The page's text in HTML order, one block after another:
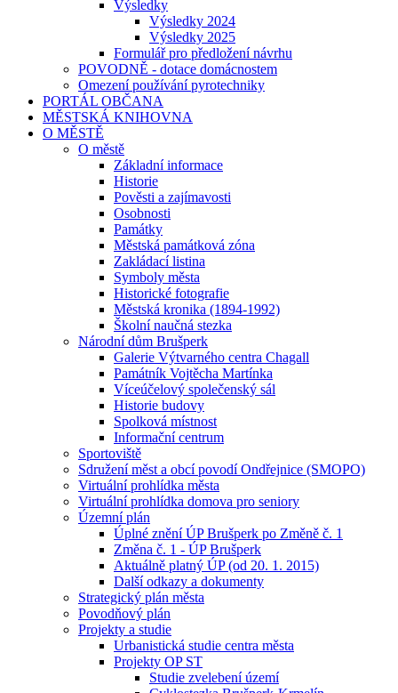
Výsledky
Výsledky 2024
Výsledky 2025
Formulář pro předložení návrhu
POVODNĚ - dotace domácnostem
Omezení používání pyrotechniky
PORTÁL OBČANA
MĚSTSKÁ KNIHOVNA
O MĚSTĚ
O městě
Základní informace
Historie
Pověsti a zajímavosti
Osobnosti
Památky
Městská památková zóna
Zakládací listina
Symboly města
Historické fotografie
Městská kronika (1894-1992)
Školní naučná stezka
Národní dům Brušperk
Galerie Výtvarného centra Chagall
Památník Vojtěcha Martínka
Víceúčelový společenský sál
Historie budovy
Spolková místnost
Informační centrum
Sportoviště
Sdružení měst a obcí povodí Ondřejnice (SMOPO)
Virtuální prohlídka města
Virtuální prohlídka domova pro seniory
Územní plán
Úplné znění ÚP Brušperk po Změně č. 1
Změna č. 1 - ÚP Brušperk
Aktuálně platný ÚP (od 20. 1. 2015)
Další odkazy a dokumenty
Strategický plán města
Povodňový plán
Projekty a studie
Urbanistická studie centra města
Projekty OP ST
Studie zvelebení území